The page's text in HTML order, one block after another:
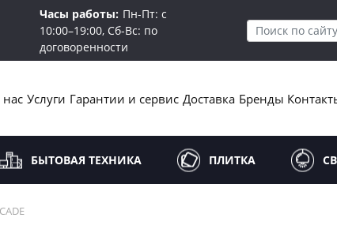
Часы работы: Пн-Пт: с
10:00–19:00, Сб-Вс: по
договоренности
Услуги Гарантии и сервис Доставка Бренды
БЫТОВАЯ ТЕХНИКА ПЛИТКА